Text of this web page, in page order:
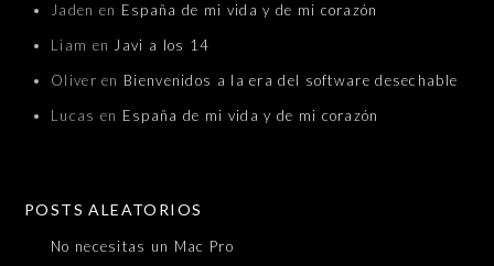
Jaden en España de mi vida y de mi corazón
Liam en Javi a los 14
Oliver en Bienvenidos a la era del software desechable
Lucas en España de mi vida y de mi corazón
POSTS ALEATORIOS
No necesitas un Mac Pro